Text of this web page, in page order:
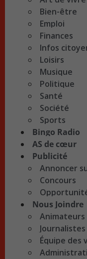
Bien-être
Emploi
Finances
Infos
Loisirs
Musique
Politique
Santé
Société
Sports
Bingo Radio
AS de cœur
Publicité
Annoncer
Concours
Nous Joindre
Animateurs
Journalistes
Équipe des